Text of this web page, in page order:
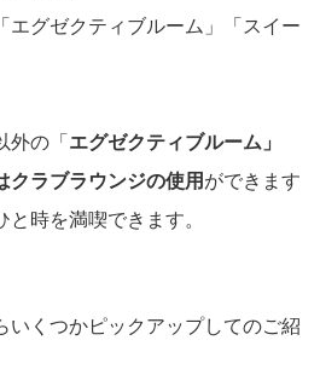
エグゼクティブルーム」「スイー
外の「 エグゼクティブルーム」
クラブラウンジの使用 ができます
時を満喫できます。
いくつかピックアップしてのご紹